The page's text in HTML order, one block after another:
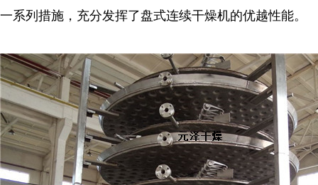
一系列措施，充分发挥了盘式连续干燥机的优越性能。